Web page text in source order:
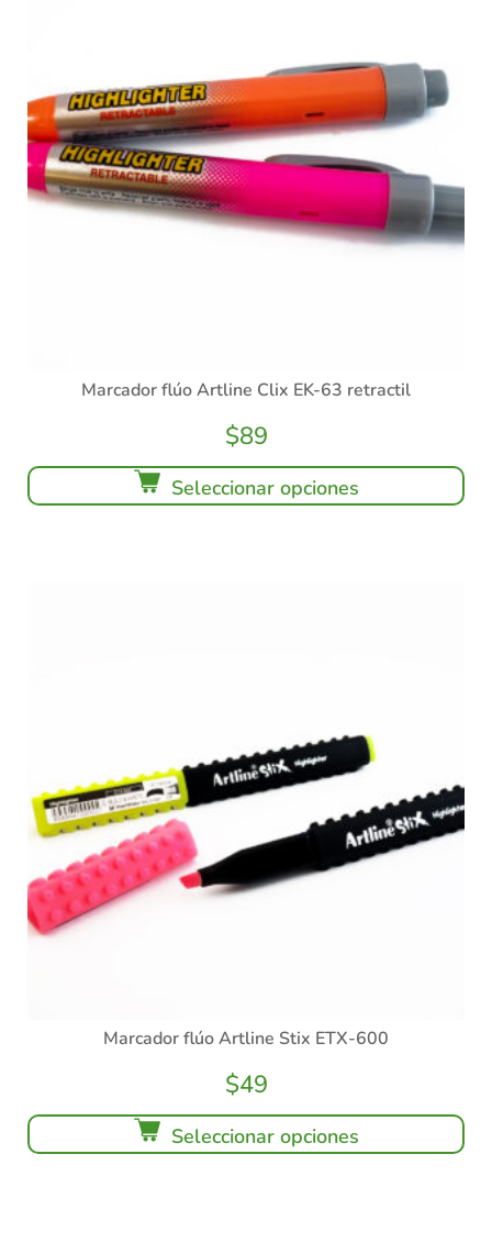
Marcador flúo Artline Clix EK-63 retractil
$89
Seleccionar opciones
Marcador flúo Artline Stix ETX-600
$49
Seleccionar opciones